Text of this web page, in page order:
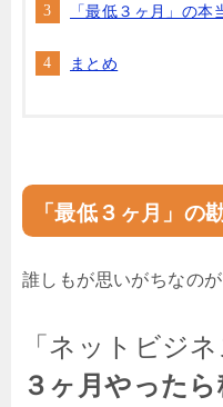
「最低３ヶ月」の本
まとめ
「最低３ヶ月」の
誰しもが思いがちなのが
「ネットビジネ
３ヶ月やった